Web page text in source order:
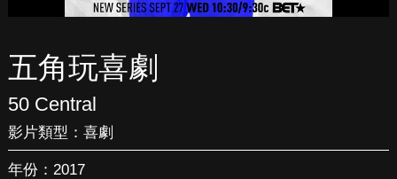
五角玩喜劇
50 Central
影片類型： 喜劇
年份：2017